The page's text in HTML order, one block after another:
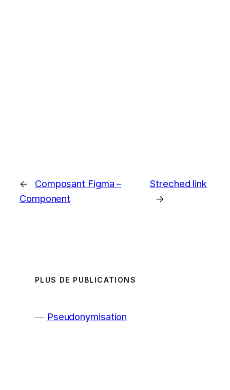
←
Composant Figma –
Component
Streched link
→
PLUS DE PUBLICATIONS
Pseudonymisation